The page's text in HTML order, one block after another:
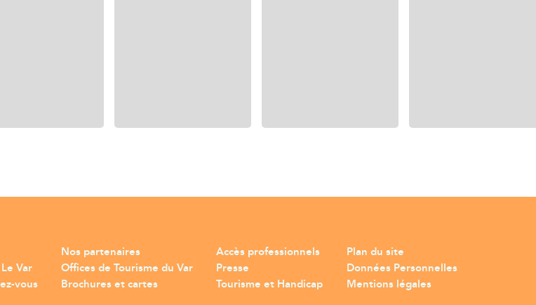
Var
vous
Nos partenaires
Offices de Tourisme du Var
Brochures et cartes
Accès professionnels
Presse
Tourisme et Handicap
Plan du site
Données Personnelles
Mentions légales